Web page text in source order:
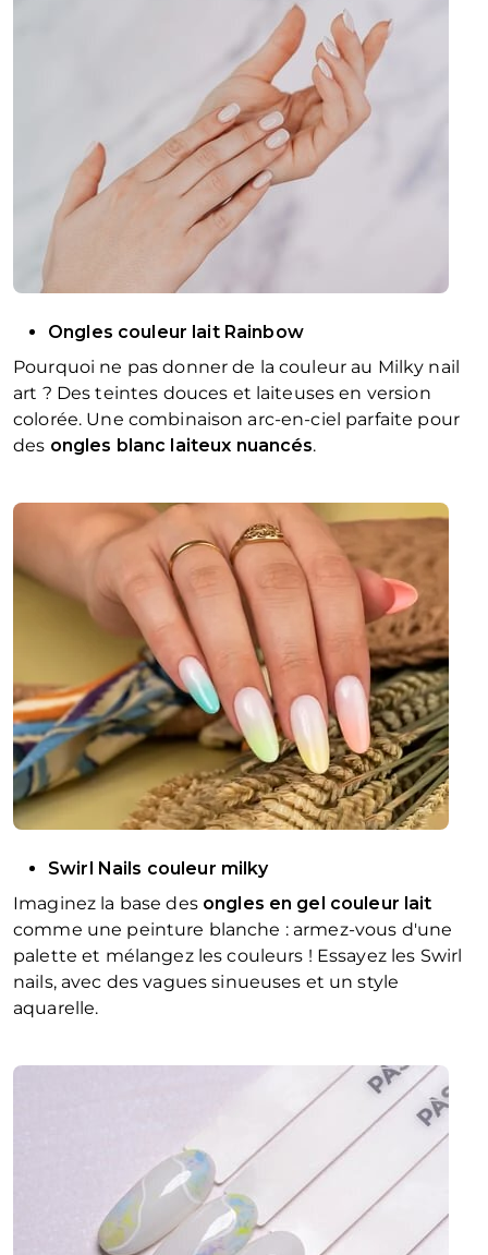
Ongles couleur lait Rainbow
Pourquoi ne pas donner de la couleur au Milky nail
art ? Des teintes douces et laiteuses en version
colorée. Une combinaison arc-en-ciel parfaite pour
des ongles blanc laiteux nuancés.
Swirl Nails couleur milky
Imaginez la base des ongles en gel couleur lait
comme une peinture blanche : armez-vous d'une
palette et mélangez les couleurs ! Essayez les Swirl
nails, avec des vagues sinueuses et un style
aquarelle.